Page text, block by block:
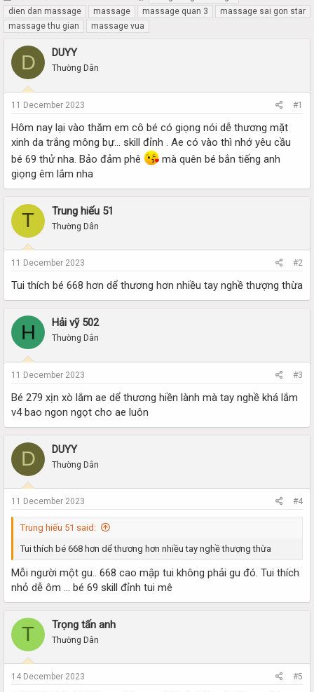
h
r
e
d
s
r
e
r
t
a
r
t
d
a
dien dan massage
massage massage quan 3
massage sai gon star
massage thu gian
massage vua
D DUYY
Thường Dân
11 December 2023 #1
Hôm nay lại vào thăm em cô bé có giọng nói dễ thương mặt
xinh da trắng mông bự… skill đỉnh . Ae có vào thì nhớ yêu cầu
bé 69 thử nha. Bảo đảm phê
mà quên bé bắn tiếng anh
giọng êm lắm nha
T Trung hiếu 51
Thường Dân
11 December 2023 #2
Tui thích bé 668 hơn dể thương hơn nhiều tay nghề thượng thừa
H Hải vỹ 502
Thường Dân
11 December 2023 #3
Bé 279 xịn xò lắm ae dể thương hiền lành mà tay nghề khá lắm
v4 bao ngon ngọt cho ae luôn
D DUYY
Thường Dân
11 December 2023 #4
Trung hiếu 51 said:
Tui thích bé 668 hơn dể thương hơn nhiều tay nghề thượng thừa
Mỗi người một gu.. 668 cao mập tui không phải gu đó. Tui thích
nhỏ dễ ôm … bé 69 skill đỉnh tui mê
T Trọng tấn anh
Thường Dân
14 December 2023 #5